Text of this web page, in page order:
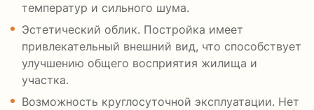
температур и сильного шума.
Эстетический облик. Постройка имеет
привлекательный внешний вид, что способствует
улучшению общего восприятия жилища и
участка.
Возможность круглосуточной эксплуатации. Нет